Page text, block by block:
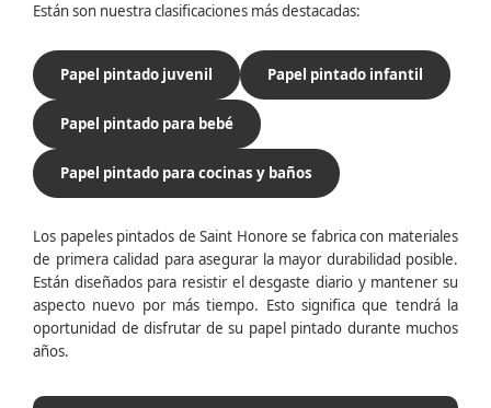
Están son nuestra clasificaciones más destacadas:
Papel pintado juvenil Papel pintado infantil
Papel pintado para bebé
Papel pintado para cocinas y baños
Los papeles pintados de Saint Honore se fabrica con materiales
de primera calidad para asegurar la mayor durabilidad posible.
Están diseñados para resistir el desgaste diario y mantener su
aspecto nuevo por más tiempo. Esto significa que tendrá la
oportunidad de disfrutar de su papel pintado durante muchos
años.